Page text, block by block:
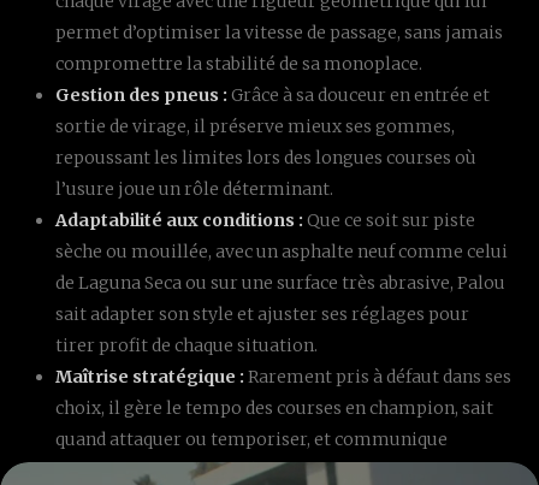
permet d’optimiser la vitesse de passage, sans jamais
compromettre la stabilité de sa monoplace.
Gestion des pneus : Grâce à sa douceur en entrée et
sortie de virage, il préserve mieux ses gommes,
repoussant les limites lors des longues courses où
l’usure joue un rôle déterminant.
Adaptabilité aux conditions : Que ce soit sur piste
sèche ou mouillée, avec un asphalte neuf comme celui
de Laguna Seca ou sur une surface très abrasive, Palou
sait adapter son style et ajuster ses réglages pour
tirer profit de chaque situation.
Maîtrise stratégique : Rarement pris à défaut dans ses
choix, il gère le tempo des courses en champion, sait
quand attaquer ou temporiser, et communique
parfaitement avec son équipe pour s’ajuster en temps